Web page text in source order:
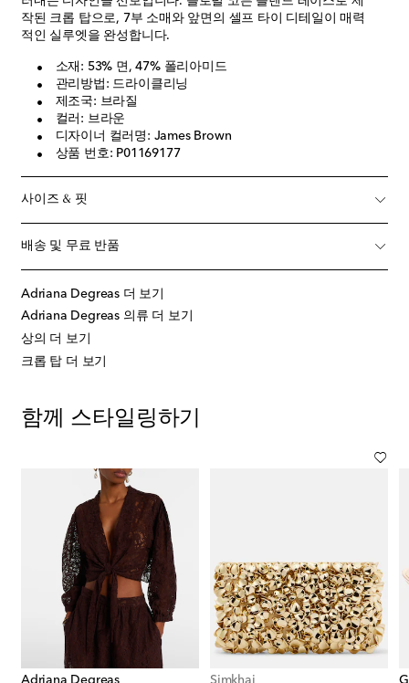
작된 크롭 탑으로, 7부 소매와 앞면의 셀프 타이 디테일이 매력
적인 실루엣을 완성합니다.
소재: 53% 면, 47% 폴리아미드
관리방법: 드라이클리닝
제조국: 브라질
컬러: 브라운
디자이너 컬러명: James Brown
상품 번호: P01169177
사이즈 & 핏
배송 및 무료 반품
Adriana Degreas 더 보기
Adriana Degreas 의류 더 보기
상의 더 보기
크롭 탑 더 보기
함께 스타일링하기
Adriana Degreas Simkhai